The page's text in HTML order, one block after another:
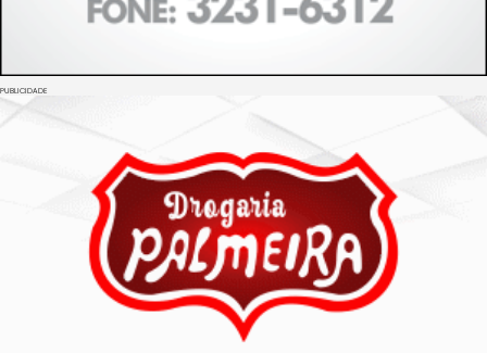
PUBLICIDADE